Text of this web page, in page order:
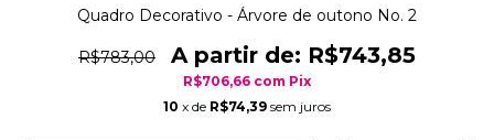
Quadro Decorativo - Árvore de outono No. 2
R$783,00 R$743,85
R$706,66 com Pix
10 x de R$74,39 sem juros